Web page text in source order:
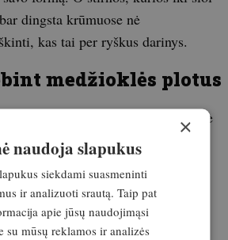
dingsta krūmuose nė
kas tai per ryškus darinys.
medžioklės plotus
įdomu apvažiuoti ratą apie
pažiūrėti, kas vaikšto pro
monoklis neturi lazerinio
gera žinia ta, kad tai nedidina
o blogoji žinia – mažiau
suprasti, kaip toli yra gyvūnas.
×
naudoja slapukus
siekdami suasmeninti
ir analizuoti srautą. Taip pat
apie jūsų naudojimąsi
su mūsų reklamos ir analizės